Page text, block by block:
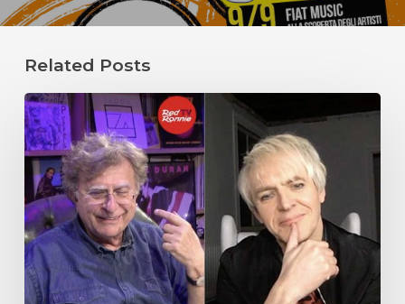
Related Posts
Nick
Rhodes
dei
Duran
Duran
al
Barone
Rosso